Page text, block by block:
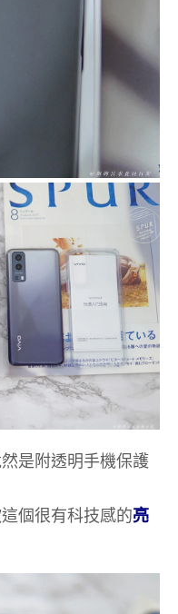
是附透明手機保護
個很有科技感的亮